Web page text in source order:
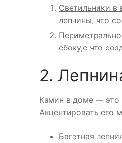
Светильники в
лепнины, что
сбоку,е что
2.
Камин в доме — это
Акцентировать его
Багетная